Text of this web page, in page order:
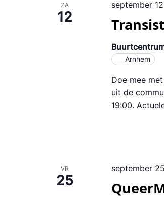
ZA
12
september
Arnhem
Doe mee
uit de
19:00.
VR
25
september